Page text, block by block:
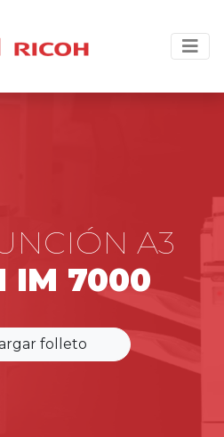
A3
IM 7000
folleto